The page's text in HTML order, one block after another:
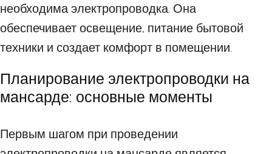
необходима электропроводка. Она
обеспечивает освещение, питание бытовой
техники и создает комфорт в помещении.
Планирование электропроводки на
мансарде: основные моменты
Первым шагом при проведении